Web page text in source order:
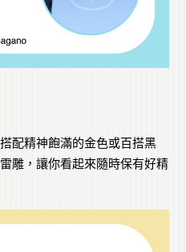
配精神飽滿的金色或百搭黑
雕，讓你看起來隨時保有好精